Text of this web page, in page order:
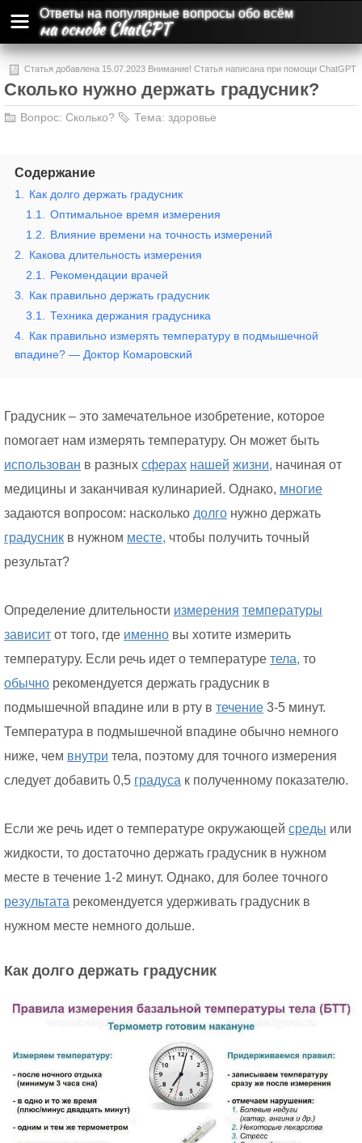
Ответы на популярные вопросы обо всём
на основе ChatGPT
Статья добавлена 15.07.2023 Внимание! Статья написана при помощи ChatGPT
и может содержать ошибки и неточности.
Сколько нужно держать градусник?
Вопрос: Сколько? Тема: здоровье
Содержание
1.
Как долго держать градусник
1.1.
Оптимальное время измерения
1.2.
Влияние времени на точность измерений
2.
Какова длительность измерения
2.1.
Рекомендации врачей
3.
Как правильно держать градусник
3.1.
Техника держания градусника
4.
Как правильно измерять температуру в подмышечной
впадине? — Доктор Комаровский
Градусник – это замечательное изобретение, которое
помогает нам измерять температуру. Он может быть
использован в разных сферах нашей жизни, начиная от
медицины и заканчивая кулинарией. Однако, многие
задаются вопросом: насколько долго нужно держать
градусник в нужном месте, чтобы получить точный
результат?
Определение длительности измерения температуры
зависит от того, где именно вы хотите измерить
температуру. Если речь идет о температуре тела, то
обычно рекомендуется держать градусник в
подмышечной впадине или в рту в течение 3-5 минут.
Температура в подмышечной впадине обычно немного
ниже, чем внутри тела, поэтому для точного измерения
следует добавить 0,5 градуса к полученному показателю.
Если же речь идет о температуре окружающей среды или
жидкости, то достаточно держать градусник в нужном
месте в течение 1-2 минут. Однако, для более точного
результата рекомендуется удерживать градусник в
нужном месте немного дольше.
Как долго держать градусник